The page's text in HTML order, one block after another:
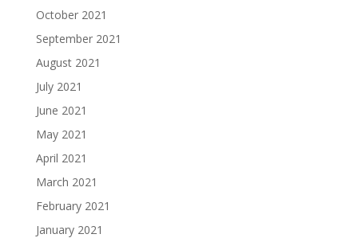
October 2021
September 2021
August 2021
July 2021
June 2021
May 2021
April 2021
March 2021
February 2021
January 2021